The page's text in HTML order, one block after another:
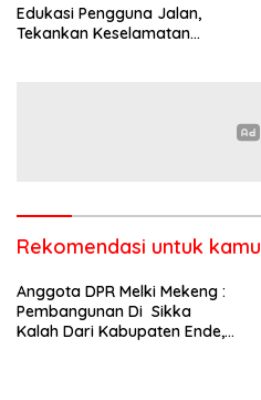
Edukasi Pengguna Jalan,
Tekankan Keselamatan
Rekomendasi untuk kamu
Anggota DPR Melki Mekeng :
Pembangunan Di Sikka
Kalah Dari Kabupaten Ende,